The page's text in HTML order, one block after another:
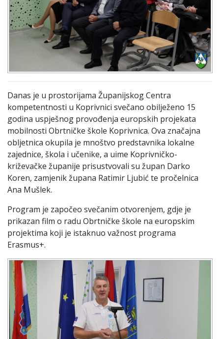
Danas je u prostorijama Županijskog Centra
kompetentnosti u Koprivnici svečano obilježeno 15
godina uspješnog provođenja europskih projekata
mobilnosti Obrtničke škole Koprivnica. Ova značajna
obljetnica okupila je mnoštvo predstavnika lokalne
zajednice, škola i učenike, a uime Koprivničko-
križevačke županije prisustvovali su župan Darko
Koren, zamjenik župana Ratimir Ljubić te pročelnica
Ana Mušlek.
Program je započeo svečanim otvorenjem, gdje je
prikazan film o radu Obrtničke škole na europskim
projektima koji je istaknuo važnost programa
Erasmus+.